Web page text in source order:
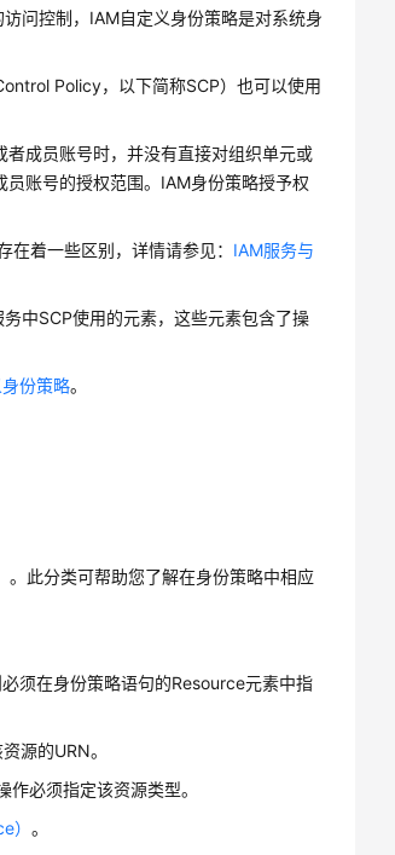
问控制，IAM自定义身份策略是对系统身
Policy，以下简称SCP）也可以使用
成员账号时，并没有直接对组织单元或
账号的授权范围。IAM身份策略授予权
着一些区别，详情请参见： IAM服务与
中SCP使用的元素，这些元素包含了操
份策略。
。此分类可帮助您了解在身份策略中相应
须在身份策略语句的Resource元素中指
源的URN。
必须指定该资源类型。
）。